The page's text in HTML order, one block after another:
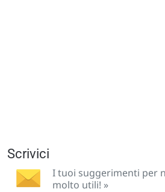
Scrivici
I tuoi suggerimenti per
molto utili! »